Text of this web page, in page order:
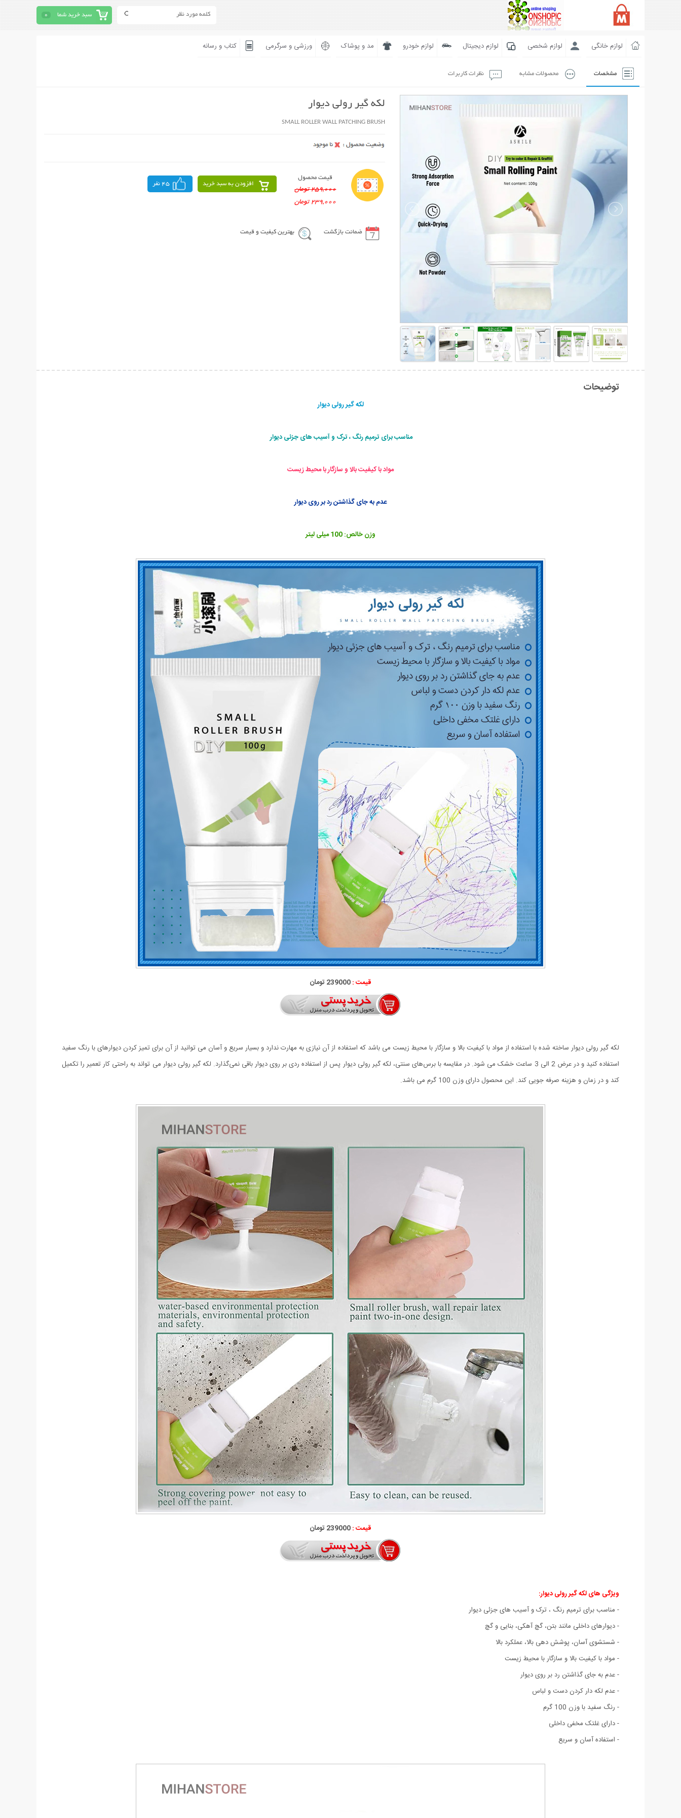
سبد خرید شما 0
لوازم خانگی لوازم شخصی لوازم دیجیتال لوازم خودرو مد و پوشاک ورزشی و سرگرمی کتاب و رسانه
مشخصات محصولات مشابه نظرات کاربرات
لکه گیر رولی دیوار
SMALL ROLLER WALL PATCHING BRUSH
قیمت محصول
259,000 تومان
239,000 تومان
افزودن به سبد خرید 45 نفر
ضمانت بازگشت بهترین کیفیت و قیمت
توضیحات
لکه گیر رولی دیوار
مناسب برای ترمیم رنگ ، ترک و آسیب های جزئی دیوار
مواد با کیفیت بالا و سازگار با محیط زیست
عدم به جای گذاشتن رد بر روی دیوار
وزن خالص: 100 میلی لیتر
قیمت :239000 تومان
لکه گیر رولی دیوار ساخته شده با استفاده از مواد با کیفیت بالا و سازگار با محیط زیست می باشد که استفاده از آن نیازی به مهارت ندارد و بسیار سریع و آسان می توانید از آن برای تمیز کردن دیوارهای با رنگ سفید
استفاده کنید و در عرض 2 الی 3 ساعت خشک می شود. در مقایسه با برس‌های سنتی، لکه گیر رولی دیوار پس از استفاده ردی بر روی دیوار باقی نمی‌گذارد. لکه گیر رولی دیوار می تواند به راحتی کار تعمیر را تکمیل
کند و در زمان و هزینه صرفه جویی کند. این محصول دارای وزن 100 گرم می باشد.
قیمت :239000 تومان
ویژگی های لکه گیر رولی دیوار:
- مناسب برای ترمیم رنگ ، ترک و آسیب های جزئی دیوار
- دیوارهای داخلی مانند بتن، گچ آهکی، بنایی و گچ
- شستشوی آسان، پوشش دهی بالا، عملکرد بالا
- مواد با کیفیت بالا و سازگار با محیط زیست
- عدم به جای گذاشتن رد بر روی دیوار
- عدم لکه دار کردن دست و لباس
- رنگ سفید با وزن 100 گرم
- دارای غلتک مخفی داخلی
- استفاده آسان و سریع